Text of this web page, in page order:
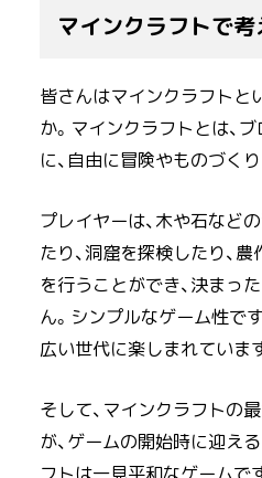
マインクラフトで考
皆さんはマインクラフトと
か。マインクラフトとは、
に、自由に冒険やものづく
プレイヤーは、木や石など
たり、洞窟を探検したり、
を行うことができ、決まっ
ん。シンプルなゲーム性で
広い世代に楽しまれていま
そして、マインクラフトの
が、ゲームの開始時に迎え